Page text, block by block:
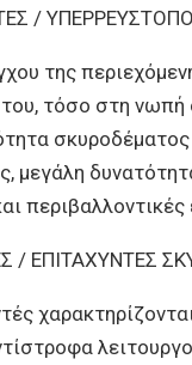
/
της
τόσο στη νωπή
μεγάλη
/ ΕΠΙΤΑΧΥΝΤΕΣ